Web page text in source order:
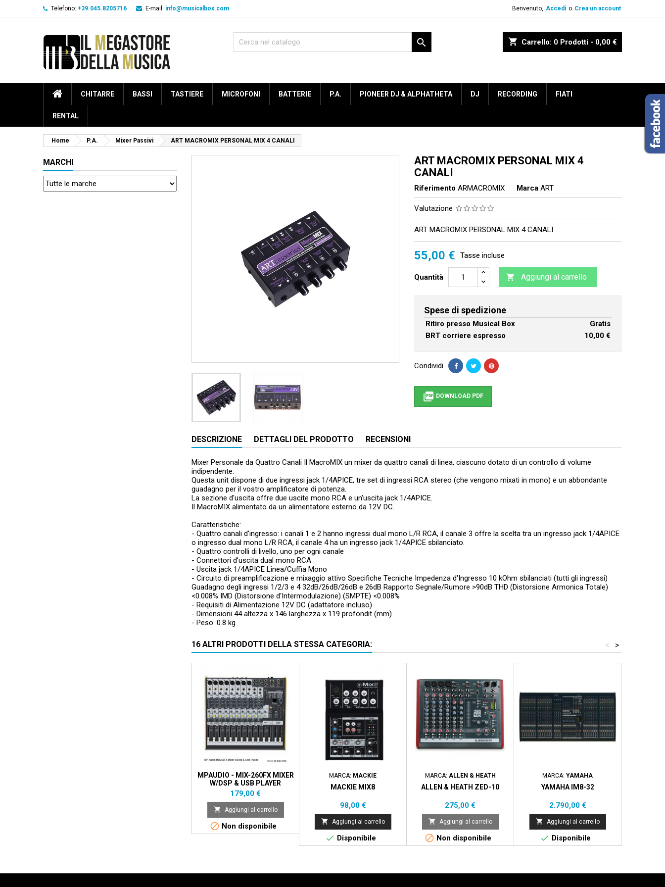
Telefono: +39.045.8205716 E-mail: info@musicalbox.com Benvenuto, Accedi o Crea un account
shopping_cart Carrello: 0 Prodotti - 0,00 €

CHITARRE BASSI TASTIERE MICROFONI BATTERIE P.A. PIONEER DJ & ALPHATHETA DJ RECORDING FIATI
RENTAL
Home P.A. Mixer Passivi ART MACROMIX PERSONAL MIX 4 CANALI
MARCHI
ART MACROMIX PERSONAL MIX 4
CANALI
Riferimento ARMACROMIX Marca ART
Valutazione
ART MACROMIX PERSONAL MIX 4 CANALI
55,00 € Tasse incluse
Quantità  Aggiungi al carrello
Spese di spedizione
Ritiro presso Musical Box
Gratis
BRT corriere espresso
10,00 €
Condividi
 DOWNLOAD PDF
DESCRIZIONE DETTAGLI DEL PRODOTTO RECENSIONI
Mixer Personale da Quattro Canali Il MacroMIX un mixer da quattro canali di linea, ciascuno dotato di un controllo di volume
indipendente.
Questa unit dispone di due ingressi jack 1/4APICE, tre set di ingressi RCA stereo (che vengono mixati in mono) e un abbondante
guadagno per il vostro amplificatore di potenza.
La sezione d'uscita offre due uscite mono RCA e un'uscita jack 1/4APICE.
Il MacroMIX alimentato da un alimentatore esterno da 12V DC.
Caratteristiche:
- Quattro canali d'ingresso: i canali 1 e 2 hanno ingressi dual mono L/R RCA, il canale 3 offre la scelta tra un ingresso jack 1/4APICE
o ingresso dual mono L/R RCA, il canale 4 ha un ingresso jack 1/4APICE sbilanciato.
- Quattro controlli di livello, uno per ogni canale
- Connettori d'uscita dual mono RCA
- Uscita jack 1/4APICE Linea/Cuffia Mono
- Circuito di preamplificazione e mixaggio attivo Specifiche Tecniche Impedenza d'Ingresso 10 kOhm sbilanciati (tutti gli ingressi)
Guadagno degli ingressi 1/2/3 e 4 32dB/26dB/26dB e 26dB Rapporto Segnale/Rumore >90dB THD (Distorsione Armonica Totale)
<0.008% IMD (Distorsione d'Intermodulazione) (SMPTE) <0.008%
- Requisiti di Alimentazione 12V DC (adattatore incluso)
- Dimensioni 44 altezza x 146 larghezza x 119 profondit (mm)
- Peso: 0.8 kg
16 ALTRI PRODOTTI DELLA STESSA CATEGORIA: >
<
MPAUDIO - MIX-260FX MIXER
W/DSP & USB PLAYER
Prezzo
179,00 €
 Aggiungi al carrello
 Non disponibile
MARCA: MACKIE
MACKIE MIX8
Prezzo
98,00 €
 Aggiungi al carrello
 Disponibile
MARCA: ALLEN & HEATH
ALLEN & HEATH ZED-10
Prezzo
275,00 €
 Aggiungi al carrello
 Non disponibile
MARCA: YAMAHA
YAMAHA IM8-32
Prezzo
2.790,00 €
 Aggiungi al carrello
 Disponibile